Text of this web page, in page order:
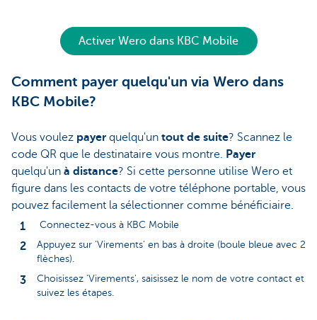
Activer Wero dans KBC Mobile
Comment payer quelqu'un via Wero dans
KBC Mobile?
Vous voulez payer quelqu'un tout de suite? Scannez le
code QR que le destinataire vous montre. Payer
quelqu'un à distance? Si cette personne utilise Wero et
figure dans les contacts de votre téléphone portable, vous
pouvez facilement la sélectionner comme bénéficiaire.
Connectez-vous à KBC Mobile
Appuyez sur 'Virements' en bas à droite (boule bleue avec 2
flèches).
Choisissez 'Virements', saisissez le nom de votre contact et
suivez les étapes.